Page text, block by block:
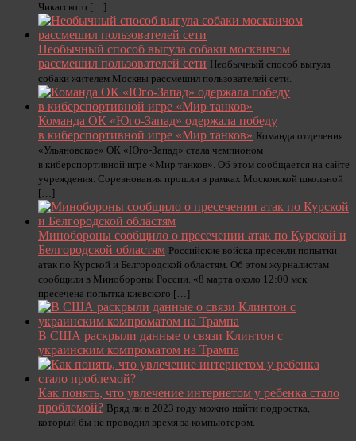
Чикагского […]
Необычный способ выгула собаки москвичом
рассмешил пользователей сети Необычный способ выгула
собаки жителем Москвы рассмешил пользователей сети.
Команда ОК «Юго-Запад» одержала победу
в киберспортивной игре «Мир танков» Команда отделения
«Ульяновское» ОК «Юго-Запад» стала чемпионом
в киберспортивной игре «Мир танков». Об этом сообщается на сайте
учреждения. Соревнования прошли в рамках Московской школьной
[…]
Минобороны сообщило о пресечении атак по Курской и
Белгородской областям Российские войска пресекли попытки
атак по Курской и Белгородской областям. Об этом журналистам
сообщили в Минобороны России. «8 марта около 12:00 мск
пресечена попытка киевского […]
В США раскрыли данные о связи Клинтон с
украинским компроматом на Трампа
Как понять, что увлечение интернетом у ребенка стало
проблемой? Вряд ли в 2023 году можно найти подростка,
который бы не проводил время за компьютером.